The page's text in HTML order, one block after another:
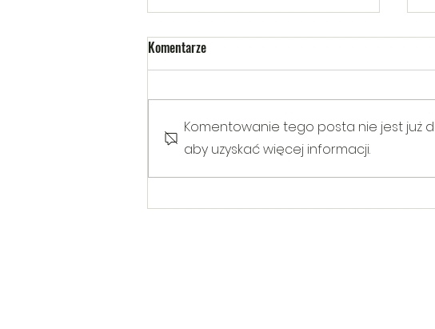
Warsztaty poruszające temat
Komentarze
Komentowanie tego posta nie jest już
aby uzyskać więcej informacji.